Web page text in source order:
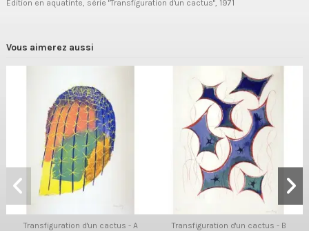
Edition en aquatinte, série "Transfiguration d'un cactus", 1971
Vous aimerez aussi
Transfiguration d'un cactus - A
Transfiguration d'un cactus - B